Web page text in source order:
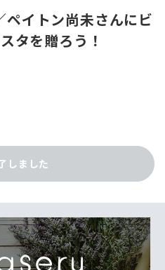
イトン尚未さんにビ
タを贈ろう！
しました